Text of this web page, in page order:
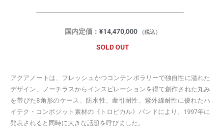
国内定価： ¥14,470,000 （税込）
SOLD OUT
アクアノートは、フレッシュかつコンテンポラリーで独自性に溢れた
デザイン、ノーチラスからインスピレーションを得て創作された丸み
を帯びた8角形のケース、防水性、牽引耐性、紫外線耐性に優れたハ
イテク・コンポジット素材の《トロピカル》バンドにより、1997年に
発表されると同時に大きな話題を呼びました。